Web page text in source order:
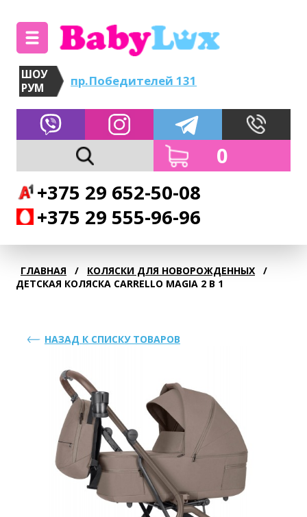
РУМ
пр.Победителей 131
0
+375 29 652-50-08
+375 29 555-96-96
ГЛАВНАЯ / КОЛЯСКИ ДЛЯ НОВОРОЖДЕННЫХ
/
ДЕТСКАЯ КОЛЯСКА CARRELLO MAGIA 2 В 1
НАЗАД К СПИСКУ ТОВАРОВ